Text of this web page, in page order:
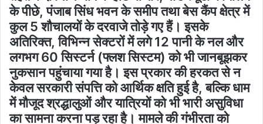
के पीछे, पंजाब सिंध भवन के समीप तथा बेस कैंप क्षेत्र में
कुल 5 शौचालयों के दरवाजे तोड़े गए हैं। इसके
अतिरिक्त, विभिन्न सेक्टरों में लगे 12 पानी के नल और
लगभग 60 सिस्टर्न (फ्लश सिस्टम) को भी जानबूझकर
नुकसान पहुंचाया गया है। इस प्रकार की हरकत से न
केवल सरकारी संपत्ति को आर्थिक क्षति हुई है, बल्कि धाम
में मौजूद श्रद्धालुओं और यात्रियों को भी भारी असुविधा
का सामना करना पड़ रहा है। मामले की गंभीरता को